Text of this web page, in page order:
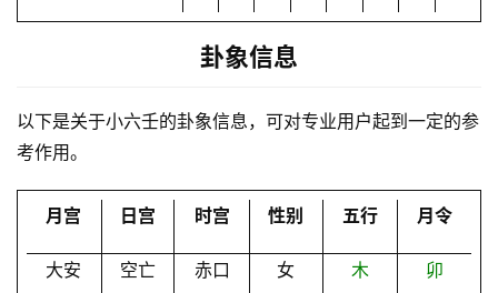
A
会
卦象信息
以下是关于小六壬的卦象信息，可对专业用户起到一定的参
考作用。
月宫 日宫 时宫 性别 五行 月令
大安 空亡 赤口 女 木 卯